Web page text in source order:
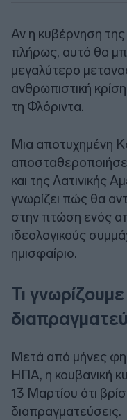
Αν η κυβέρνηση
πλήρως, αυτό θα
μεγαλύτερο
ανθρωπιστική
τη Φλόριντα.
Μια αποτυχημένη
και της Λατινικής
γνωρίζει πώς θα
στην πτώση ενός
ιδεολογικούς
ημισφαίριο.
Τι γνωρίζουμε
Μετά από μήνες
ΗΠΑ, η κουβανική
13 Μαρτίου ότι
διαπραγματεύσεις.